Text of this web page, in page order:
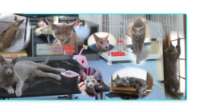
ツ
へ
ス
キ
ッ
プ